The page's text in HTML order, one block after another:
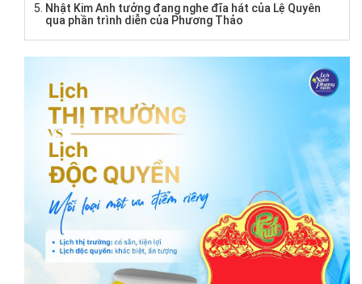
Nhật Kim Anh tưởng đang nghe đĩa hát của Lệ Quyên
qua phần trình diễn của Phương Thảo